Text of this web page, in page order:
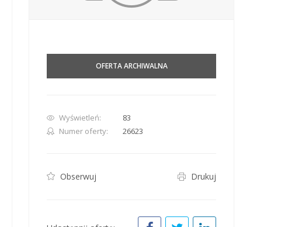
OFERTA ARCHIWALNA
Wyświetleń:
83
Numer oferty:
26623
Obserwuj Drukuj